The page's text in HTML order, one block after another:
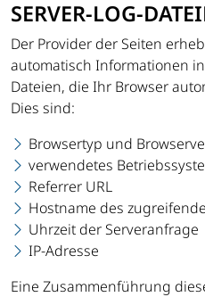
SERVER-LOG-
Der Provider der Seiten
automatisch Informationen
Dateien, die Ihr Browser
Dies sind:
Browsertyp und
verwendetes
Referrer URL
Hostname des
Uhrzeit der Serveranfrage
IP-Adresse
Eine Zusammenführung